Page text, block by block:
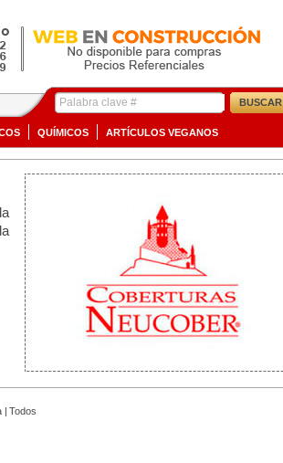
BUSCAR
QUÍMICOS ARTÍCULOS VEGANOS
| Todos